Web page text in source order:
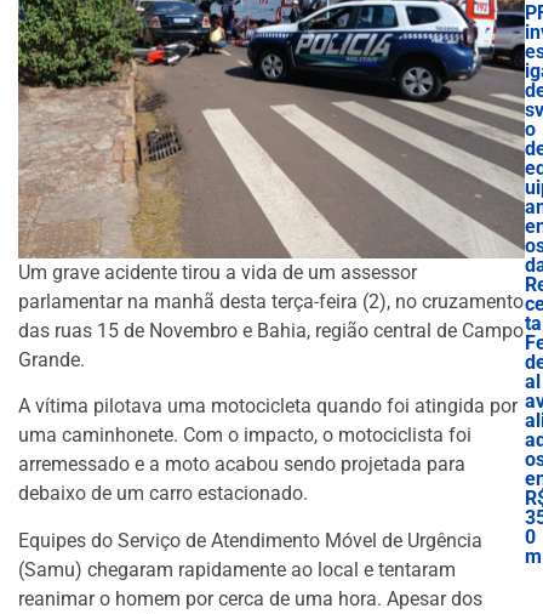
Um grave acidente tirou a vida de um assessor
parlamentar na manhã desta terça-feira (2), no cruzamento
das ruas 15 de Novembro e Bahia, região central de Campo
Grande.
A vítima pilotava uma motocicleta quando foi atingida por
uma caminhonete. Com o impacto, o motociclista foi
arremessado e a moto acabou sendo projetada para
debaixo de um carro estacionado.
Equipes do Serviço de Atendimento Móvel de Urgência
(Samu) chegaram rapidamente ao local e tentaram
reanimar o homem por cerca de uma hora. Apesar dos
o
ta
al
0